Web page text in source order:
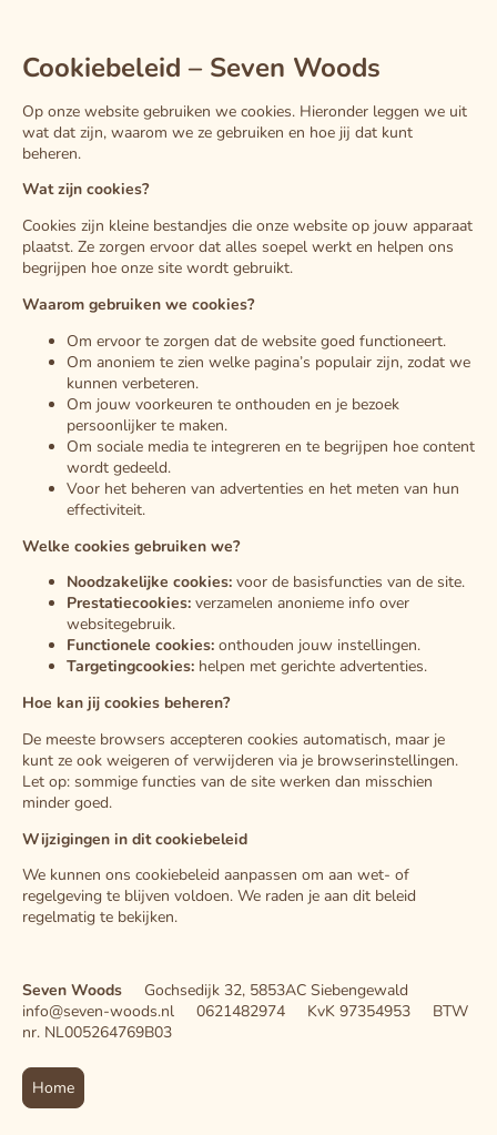
Cookiebeleid – Seven Woods
Op onze website gebruiken we cookies. Hieronder leggen we uit
wat dat zijn, waarom we ze gebruiken en hoe jij dat kunt
beheren.
Wat zijn cookies?
Cookies zijn kleine bestandjes die onze website op jouw apparaat
plaatst. Ze zorgen ervoor dat alles soepel werkt en helpen ons
begrijpen hoe onze site wordt gebruikt.
Waarom gebruiken we cookies?
Om ervoor te zorgen dat de website goed functioneert.
Om anoniem te zien welke pagina’s populair zijn, zodat we
kunnen verbeteren.
Om jouw voorkeuren te onthouden en je bezoek
persoonlijker te maken.
Om sociale media te integreren en te begrijpen hoe content
wordt gedeeld.
Voor het beheren van advertenties en het meten van hun
effectiviteit.
Welke cookies gebruiken we?
Noodzakelijke cookies: voor de basisfuncties van de site.
Prestatiecookies: verzamelen anonieme info over
websitegebruik.
Functionele cookies: onthouden jouw instellingen.
Targetingcookies: helpen met gerichte advertenties.
Hoe kan jij cookies beheren?
De meeste browsers accepteren cookies automatisch, maar je
kunt ze ook weigeren of verwijderen via je browserinstellingen.
Let op: sommige functies van de site werken dan misschien
minder goed.
Wijzigingen in dit cookiebeleid
We kunnen ons cookiebeleid aanpassen om aan wet- of
regelgeving te blijven voldoen. We raden je aan dit beleid
regelmatig te bekijken.
Seven Woods Gochsedijk 32, 5853AC Siebengewald
info@seven-woods.nl 0621482974 KvK 97354953 BTW
nr. NL005264769B03
Home